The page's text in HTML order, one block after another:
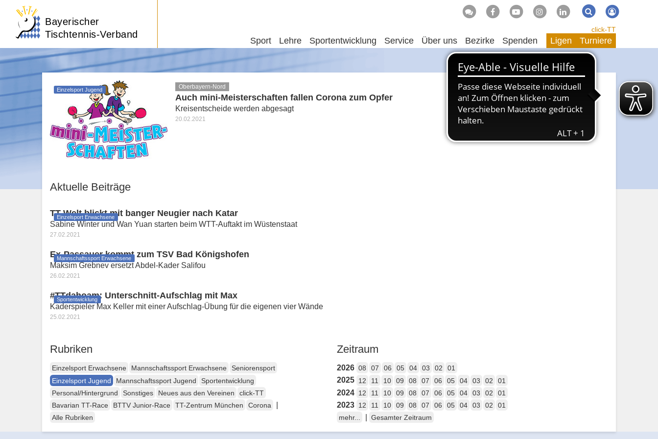
Bayerischer
Tischtennis-Verband
Suche Suchen
Sport Lehre Sportentwicklung Service Über uns Bezirke Spenden
click-TT
Ligen Turniere
Einzelsport Jugend Oberbayern-Nord
Auch mini-Meisterschaften fallen Corona zum Opfer
Kreisentscheide werden abgesagt
20.02.2021
Aktuelle Beiträge
Einzelsport Erwachsene
TT-Welt blickt mit banger Neugier nach Katar
Sabine Winter und Wan Yuan starten beim WTT-Auftakt im Wüstenstaat
27.02.2021
Mannschaftssport Erwachsene
Ex-Passauer kommt zum TSV Bad Königshofen
Maksim Grebnev ersetzt Abdel-Kader Salifou
26.02.2021
Sportentwicklung
#TTdahoam: Unterschnitt-Aufschlag mit Max
Kaderspieler Max Keller mit einer Aufschlag-Übung für die eigenen vier Wände
25.02.2021
Rubriken
Einzelsport Erwachsene Mannschaftssport Erwachsene
Seniorensport
Einzelsport Jugend
Mannschaftssport Jugend
Sportentwicklung
Personal/Hintergrund
Sonstiges Neues aus den Vereinen
click-TT
Bavarian TT-Race
BTTV Junior-Race TT-Zentrum München Corona
Alle Rubriken
Zeitraum
2026 08 07 06 05 04 03 02 01
2025 12 11 10 09 08 07 06 05 04 03 02 01
2024 12 11 10 09 08 07 06 05 04 03 02 01
2023 12 11 10 09 08 07 06 05 04 03 02
01
mehr...
Gesamter Zeitraum